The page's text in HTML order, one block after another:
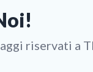
riservati a